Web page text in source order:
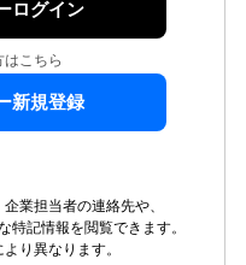
ログイン
はこちら
新規登録
業担当者の連絡先や、
特記情報を閲覧できます。
り異なります。